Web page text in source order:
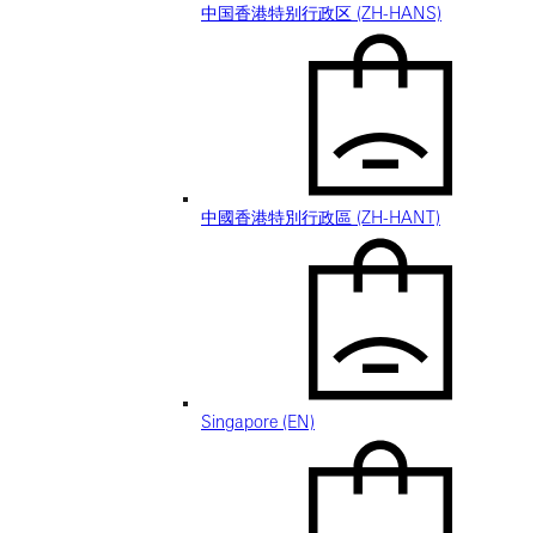
中国香港特别行政区 (ZH-HANS)
中國香港特別行政區 (ZH-HANT)
Singapore (EN)